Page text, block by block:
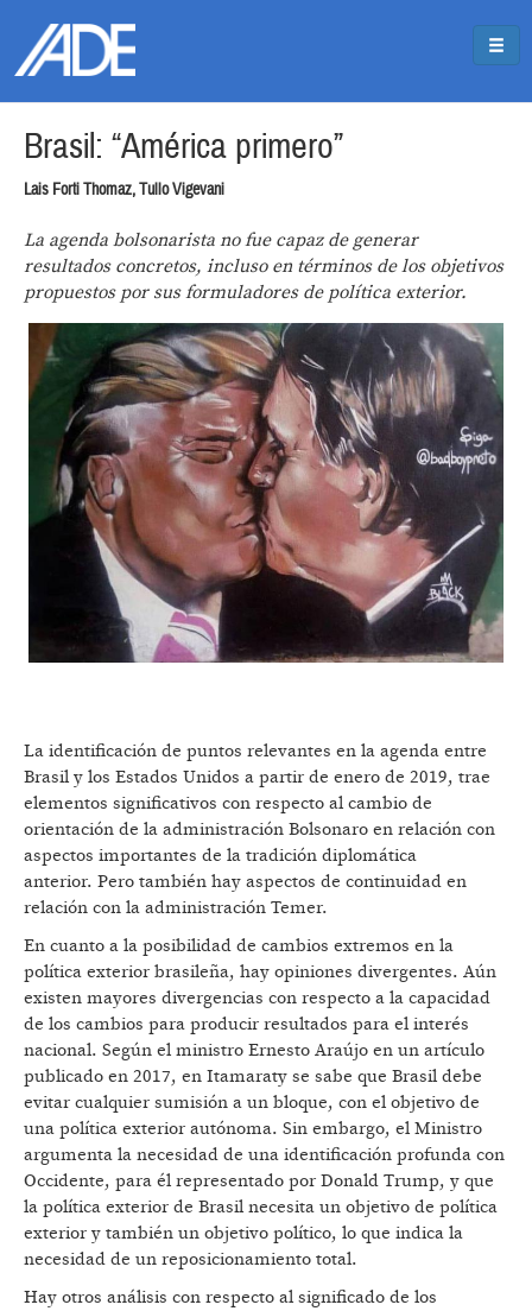
Brasil: “América primero”
Lais Forti Thomaz, Tullo Vigevani
La agenda bolsonarista no fue capaz de generar
resultados concretos, incluso en términos de los objetivos
propuestos por sus formuladores de política exterior.
La identificación de puntos relevantes en la agenda entre
Brasil y los Estados Unidos a partir de enero de 2019, trae
elementos significativos con respecto al cambio de
orientación de la administración Bolsonaro en relación con
aspectos importantes de la tradición diplomática
anterior. Pero también hay aspectos de continuidad en
relación con la administración Temer.
En cuanto a la posibilidad de cambios extremos en la
política exterior brasileña, hay opiniones divergentes. Aún
existen mayores divergencias con respecto a la capacidad
de los cambios para producir resultados para el interés
nacional. Según el ministro Ernesto Araújo en un artículo
publicado en 2017, en Itamaraty se sabe que Brasil debe
evitar cualquier sumisión a un bloque, con el objetivo de
una política exterior autónoma. Sin embargo, el Ministro
argumenta la necesidad de una identificación profunda con
Occidente, para él representado por Donald Trump, y que
la política exterior de Brasil necesita un objetivo de política
exterior y también un objetivo político, lo que indica la
necesidad de un reposicionamiento total.
Hay otros análisis con respecto al significado de los